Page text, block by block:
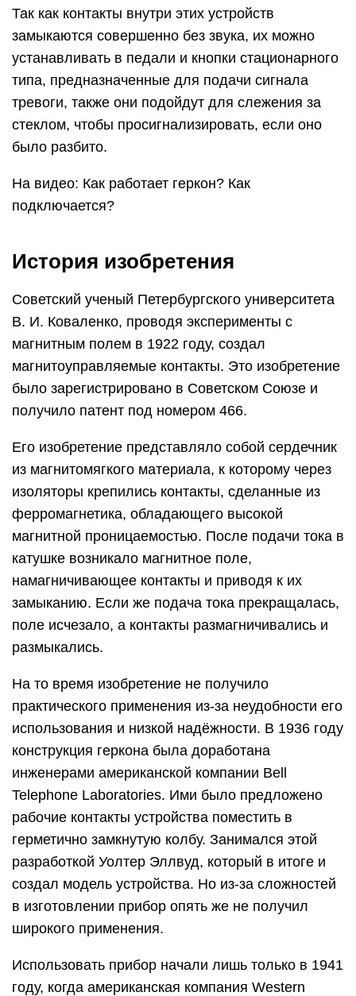
Так как контакты внутри этих устройств
замыкаются совершенно без звука, их можно
устанавливать в педали и кнопки стационарного
типа, предназначенные для подачи сигнала
тревоги, также они подойдут для слежения за
стеклом, чтобы просигнализировать, если оно
было разбито.
На видео: Как работает геркон? Как
подключается?
История изобретения
Советский ученый Петербургского университета
В. И. Коваленко, проводя эксперименты с
магнитным полем в 1922 году, создал
магнитоуправляемые контакты. Это изобретение
было зарегистрировано в Советском Союзе и
получило патент под номером 466.
Его изобретение представляло собой сердечник
из магнитомягкого материала, к которому через
изоляторы крепились контакты, сделанные из
ферромагнетика, обладающего высокой
магнитной проницаемостью. После подачи тока в
катушке возникало магнитное поле,
намагничивающее контакты и приводя к их
замыканию. Если же подача тока прекращалась,
поле исчезало, а контакты размагничивались и
размыкались.
На то время изобретение не получило
практического применения из-за неудобности его
использования и низкой надёжности. В 1936 году
конструкция геркона была доработана
инженерами американской компании Bell
Telephone Laboratories. Ими было предложено
рабочие контакты устройства поместить в
герметично замкнутую колбу. Занимался этой
разработкой Уолтер Эллвуд, который в итоге и
создал модель устройства. Но из-за сложностей
в изготовлении прибор опять же не получил
широкого применения.
Использовать прибор начали лишь только в 1941
году, когда американская компания Western